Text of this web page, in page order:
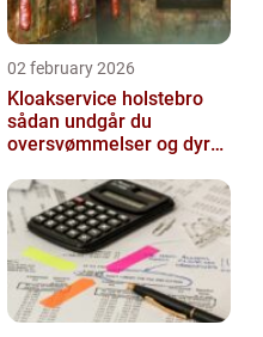
02 february 2026
Kloakservice holstebro
sådan undgår du
oversvømmelser og dyre